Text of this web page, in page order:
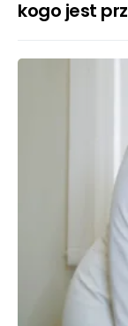
kogo jest